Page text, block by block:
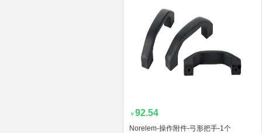
￥92.54
Norelem-操作附件-弓形把手-1个